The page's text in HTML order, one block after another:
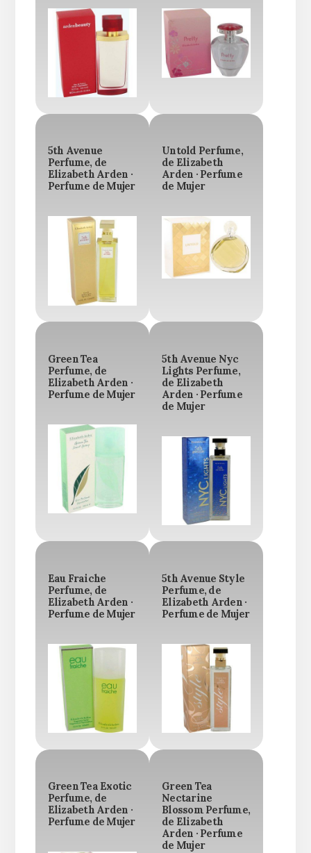
5th Avenue
Perfume, de
Elizabeth Arden ·
Perfume de Mujer
Untold Perfume,
de Elizabeth
Arden · Perfume
de Mujer
Green Tea
Perfume, de
Elizabeth Arden ·
Perfume de Mujer
5th Avenue Nyc
Lights Perfume,
de Elizabeth
Arden · Perfume
de Mujer
Eau Fraiche
Perfume, de
Elizabeth Arden ·
Perfume de Mujer
5th Avenue Style
Perfume, de
Elizabeth Arden ·
Perfume de Mujer
Green Tea Exotic
Perfume, de
Elizabeth Arden ·
Perfume de Mujer
Green Tea
Nectarine
Blossom Perfume,
de Elizabeth
Arden · Perfume
de Mujer